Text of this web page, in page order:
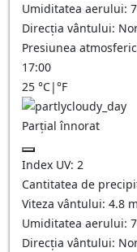
Umiditatea aerului:
Direcția vântului:
Presiunea
17:00
25 °C|°F
Parțial înnorat
Index UV: 2
Cantitatea de
Viteza vântului: 4.8
Umiditatea aerului:
Direcția vântului: